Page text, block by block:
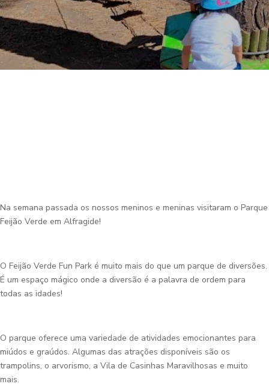
Na semana passada os nossos meninos e meninas visitaram o Parque
Feijão Verde em Alfragide!
O Feijão Verde Fun Park é muito mais do que um parque de diversões.
É um espaço mágico onde a diversão é a palavra de ordem para
todas as idades!
O parque oferece uma variedade de atividades emocionantes para
miúdos e graúdos. Algumas das atrações disponíveis são os
trampolins, o arvorismo, a Vila de Casinhas Maravilhosas e muito
mais.